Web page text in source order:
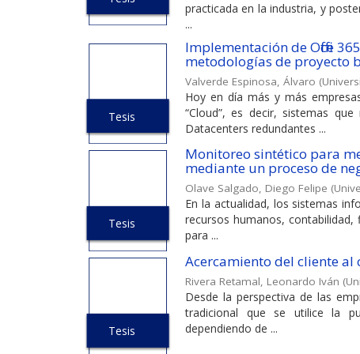
practicada en la industria, y
...
Tesis
Implementación de Office
metodologías de proyecto
Valverde Espinosa, Álvaro (
Hoy en día más y más
“Cloud”, es decir, sistemas
Datacenters redundantes ...
Tesis
Monitoreo sintético para
mediante un proceso de
Olave Salgado, Diego Felipe (
En la actualidad, los sistemas
recursos humanos,
para ...
Tesis
Acercamiento del cliente
Rivera Retamal, Leonardo Iván (
Desde la perspectiva de las
tradicional que se utilice la
dependiendo de ...